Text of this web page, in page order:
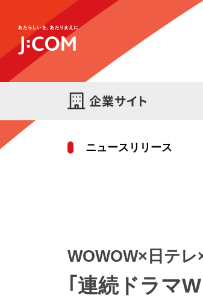
J:COM STREAM えん
防災情報サービス
自転
テレビ
ほけん
ニュースリリース
WOWOW×日テ
｢連続ドラマ